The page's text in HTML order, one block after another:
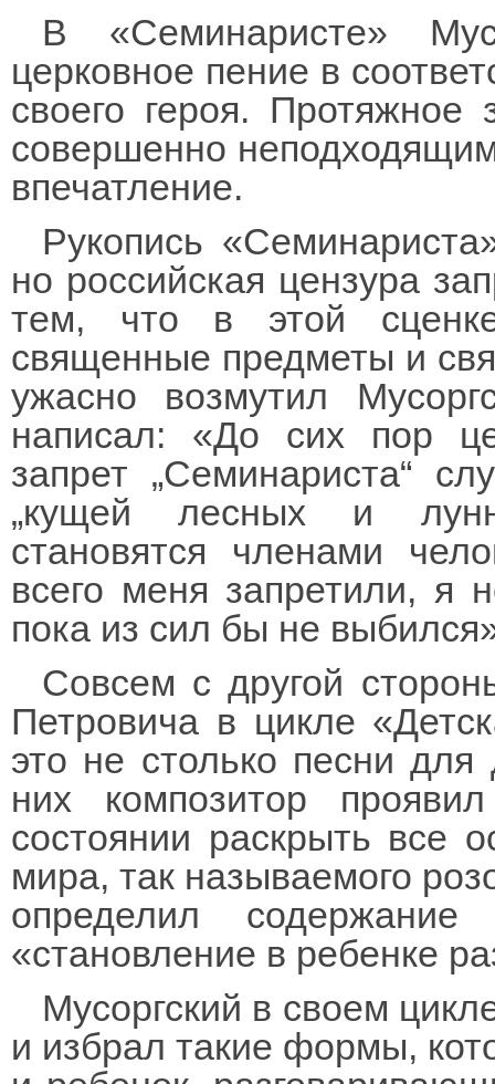
В «Семинаристе»
церковное пение в
своего героя.
совершенно
впечатление.
Рукопись
но российская цензура
тем, что в этой
священные предметы и
ужасно возмутил
написал: «До сих пор
запрет „Семинариста“
„кущей лесных и
становятся членами
всего меня запретили, я
пока из сил бы не
Совсем с другой
Петровича в цикле
это не столько песни
них композитор
состоянии раскрыть все
мира, так называемого
определил
«становление в ребенке
Мусоргский в своем
и избрал такие формы,